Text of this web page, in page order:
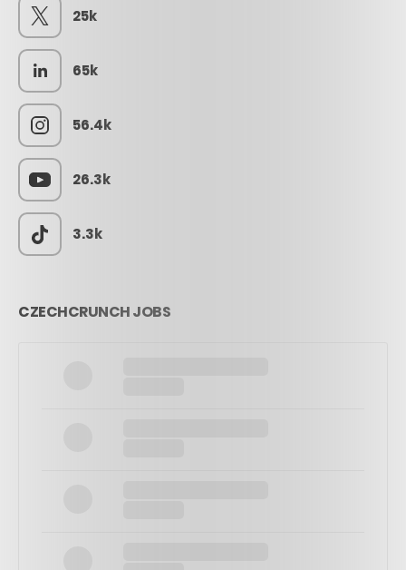
25k
65k
56.4k
26.3k
3.3k
CZECHCRUNCH JOBS